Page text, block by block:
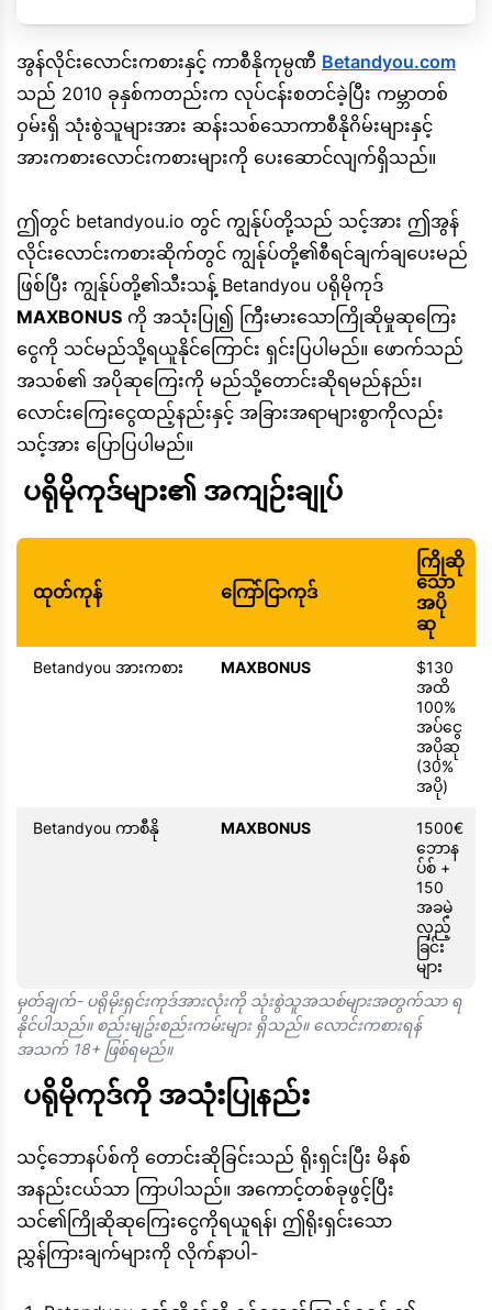
အွန်လိုင်းလောင်းကစားနှင့် ကာစီနိုကုမ္ပဏီ Betandyou.com
သည် 2010 ခုနှစ်ကတည်းက လုပ်ငန်းစတင်ခဲ့ပြီး ကမ္ဘာတစ်
ဝှမ်းရှိ သုံးစွဲသူများအား ဆန်းသစ်သောကာစီနိုဂိမ်းများနှင့်
အားကစားလောင်းကစားများကို ပေးဆောင်လျက်ရှိသည်။
ဤတွင် betandyou.io တွင် ကျွန်ုပ်တို့သည် သင့်အား ဤအွန်
လိုင်းလောင်းကစားဆိုက်တွင် ကျွန်ုပ်တို့၏စီရင်ချက်ချပေးမည်
ဖြစ်ပြီး ကျွန်ုပ်တို့၏သီးသန့် Betandyou ပရိုမိုကုဒ်
MAXBONUS ကို အသုံးပြု၍ ကြီးမားသောကြိုဆိုမှုဆုကြေး
ငွေကို သင်မည်သို့ရယူနိုင်ကြောင်း ရှင်းပြပါမည်။ ဖောက်သည်
အသစ်၏ အပိုဆုကြေးကို မည်သို့တောင်းဆိုရမည်နည်း၊
လောင်းကြေးငွေထည့်နည်းနှင့် အခြားအရာများစွာကိုလည်း
သင့်အား ပြောပြပါမည်။
ပရိုမိုကုဒ်များ၏ အကျဉ်းချုပ်
ထုတ်ကုန် ကြော်ငြာကုဒ်
ကြိုဆို
သော
အပို
ဆု
Betandyou အားကစား MAXBONUS
$130
အထိ
100%
အပ်ငွေ
အပိုဆု
(30%
အပို)
Betandyou ကာစီနို MAXBONUS
1500€
ဘောန
ပ်စ် +
150
အခမဲ့
လှည့်
ခြင်း
များ
မှတ်ချက်- ပရိုမိုးရှင်းကုဒ်အားလုံးကို သုံးစွဲသူအသစ်များအတွက်သာ ရ
နိုင်ပါသည်။ စည်းမျဥ်းစည်းကမ်းများ ရှိသည်။ လောင်းကစားရန်
အသက် 18+ ဖြစ်ရမည်။
ပရိုမိုကုဒ်ကို အသုံးပြုနည်း
သင့်ဘောနပ်စ်ကို တောင်းဆိုခြင်းသည် ရိုးရှင်းပြီး မိနစ်
အနည်းငယ်သာ ကြာပါသည်။ အကောင့်တစ်ခုဖွင့်ပြီး
သင်၏ကြိုဆိုဆုကြေးငွေကိုရယူရန်၊ ဤရိုးရှင်းသော
ညွှန်ကြားချက်များကို လိုက်နာပါ-